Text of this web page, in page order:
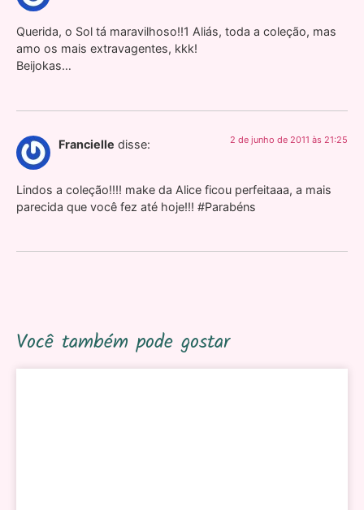
Querida, o Sol tá maravilhoso!!1 Aliás, toda a coleção, mas
amo os mais extravagentes, kkk!
Beijokas…
Francielle disse: 2 de junho de 2011 às 21:25
Lindos a coleção!!!! make da Alice ficou perfeitaaa, a mais
parecida que você fez até hoje!!! #Parabéns
Você também pode gostar